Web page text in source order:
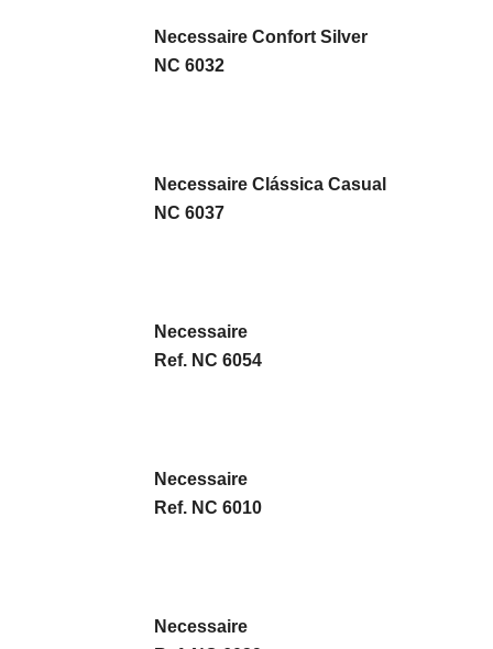
Necessaire Confort Silver
NC 6032
Necessaire Clássica Casual
NC 6037
Necessaire
Ref. NC 6054
Necessaire
Ref. NC 6010
Necessaire